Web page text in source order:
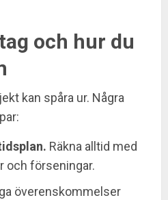
och hur du
kan spåra ur. Några
Räkna alltid med
och förseningar.
överenskommelser